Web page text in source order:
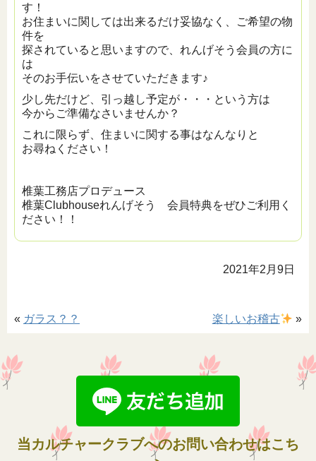
す！
お住まいに関しては出来るだけ妥協なく、ご希望の物
件を
探されていると思いますので、れんげそう会員の方に
は
そのお手伝いをさせていただきます♪
少し先だけど、引っ越し予定が・・・という方は
今からご準備なさいませんか？
これに限らず、住まいに関する事はなんなりと
お尋ねください！
椎葉工務店プロデュース
椎葉Clubhouseれんげそう 会員特典をぜひご利用く
ださい！！
2021年2月9日
楽しいお稽古 »
« ガラス？？
当カルチャークラブへのお問い合わせはこち